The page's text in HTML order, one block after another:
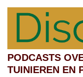
PODCASTS
TUINIEREN EN